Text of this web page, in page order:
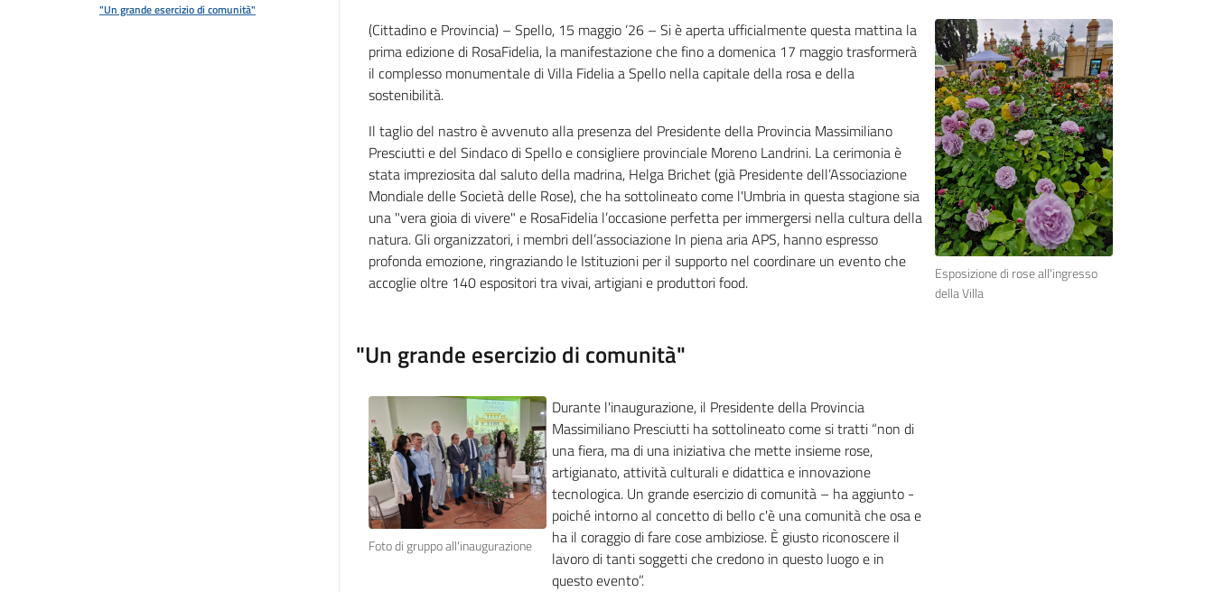
"Un grande esercizio di comunità"
Esposizione di rose all'ingresso
della Villa
(Cittadino e Provincia) – Spello, 15 maggio ‘26 – Si è aperta ufficialmente questa mattina la
prima edizione di RosaFidelia, la manifestazione che fino a domenica 17 maggio trasformerà
il complesso monumentale di Villa Fidelia a Spello nella capitale della rosa e della
sostenibilità.
Il taglio del nastro è avvenuto alla presenza del Presidente della Provincia Massimiliano
Presciutti e del Sindaco di Spello e consigliere provinciale Moreno Landrini. La cerimonia è
stata impreziosita dal saluto della madrina, Helga Brichet (già Presidente dell’Associazione
Mondiale delle Società delle Rose), che ha sottolineato come l'Umbria in questa stagione sia
una "vera gioia di vivere" e RosaFidelia l’occasione perfetta per immergersi nella cultura della
natura. Gli organizzatori, i membri dell’associazione In piena aria APS, hanno espresso
profonda emozione, ringraziando le Istituzioni per il supporto nel coordinare un evento che
accoglie oltre 140 espositori tra vivai, artigiani e produttori food.
"Un grande esercizio di comunità"
Foto di gruppo all'inaugurazione
Durante l'inaugurazione, il Presidente della Provincia
Massimiliano Presciutti ha sottolineato come si tratti “non di
una fiera, ma di una iniziativa che mette insieme rose,
artigianato, attività culturali e didattica e innovazione
tecnologica. Un grande esercizio di comunità – ha aggiunto -
poiché intorno al concetto di bello c'è una comunità che osa e
ha il coraggio di fare cose ambiziose. È giusto riconoscere il
lavoro di tanti soggetti che credono in questo luogo e in
questo evento”.